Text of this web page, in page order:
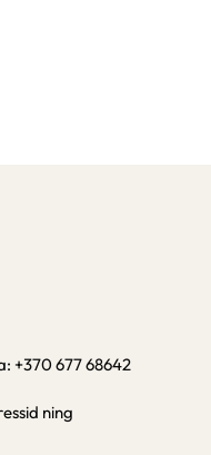
+370 677 68642
ning